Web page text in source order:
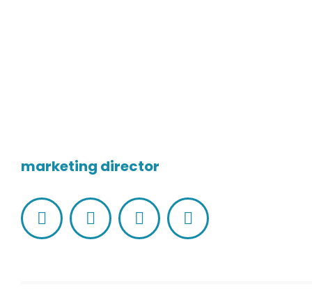
marketing director
FacebookLinkedinPinterestInstagram